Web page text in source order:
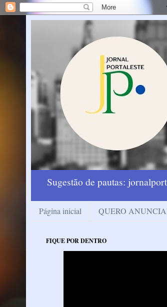
Sugestão de pautas:
Página inicial QUERO
FIQUE POR DENTRO